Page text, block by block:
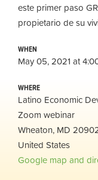
este primer paso
propietario de su
WHEN
May 05, 2021 at
WHERE
Latino Economic
Zoom webinar
Wheaton, MD
United States
Google map and